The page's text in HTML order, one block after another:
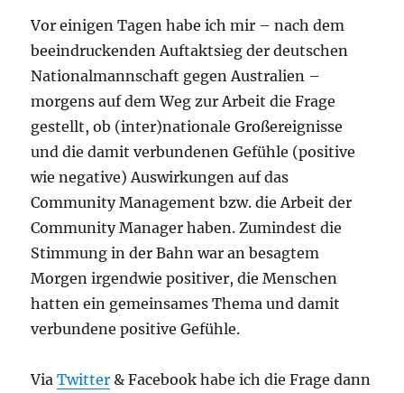
Vor einigen Tagen habe ich mir – nach dem
beeindruckenden Auftaktsieg der deutschen
Nationalmannschaft gegen Australien –
morgens auf dem Weg zur Arbeit die Frage
gestellt, ob (inter)nationale Großereignisse
und die damit verbundenen Gefühle (positive
wie negative) Auswirkungen auf das
Community Management bzw. die Arbeit der
Community Manager haben. Zumindest die
Stimmung in der Bahn war an besagtem
Morgen irgendwie positiver, die Menschen
hatten ein gemeinsames Thema und damit
verbundene positive Gefühle.
ViaTwitter & Facebook habe ich die Frage dann